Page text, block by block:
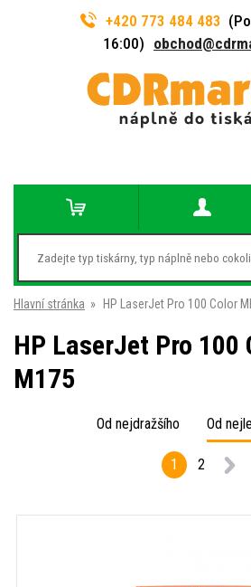
+420 773 484 483
16:00)
Hlavní stránka » HP LaserJet Pro 100 Color
HP LaserJet Pro 100
M175
Od nejdražšího Od
1 2